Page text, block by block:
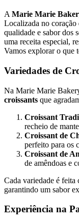
A Marie Marie
Localizada no coração
qualidade e sabor dos
uma receita especial,
Vamos explorar o que
Variedades de
Na Marie Marie
croissants que
Croissant
recheio de
Croissant de
perfeito para os
Croissant de
de amêndoas e
Cada variedade é feita
garantindo um sabor
Experiência na